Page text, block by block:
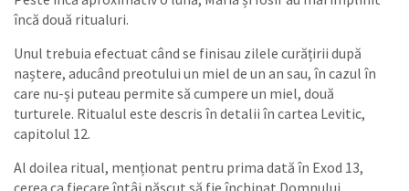
încă două ritualuri.
Unul trebuia efectuat când se finisau zilele curățirii după
naștere, aducând preotului un miel de un an sau, în cazul în
care nu-și puteau permite să cumpere un miel, două
turturele. Ritualul este descris în detalii în cartea Levitic,
capitolul 12.
Al doilea ritual, menționat pentru prima dată în Exod 13,
cerea ca fiecare întâi născut să fie închinat Domnului.